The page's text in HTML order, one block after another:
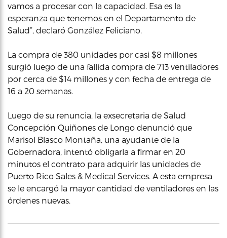
vamos a procesar con la capacidad. Esa es la
esperanza que tenemos en el Departamento de
Salud”, declaró González Feliciano.
La compra de 380 unidades por casi $8 millones
surgió luego de una fallida compra de 713 ventiladores
por cerca de $14 millones y con fecha de entrega de
16 a 20 semanas.
Luego de su renuncia, la exsecretaria de Salud
Concepción Quiñones de Longo denunció que
Marisol Blasco Montaña, una ayudante de la
Gobernadora, intentó obligarla a firmar en 20
minutos el contrato para adquirir las unidades de
Puerto Rico Sales & Medical Services. A esta empresa
se le encargó la mayor cantidad de ventiladores en las
órdenes nuevas.